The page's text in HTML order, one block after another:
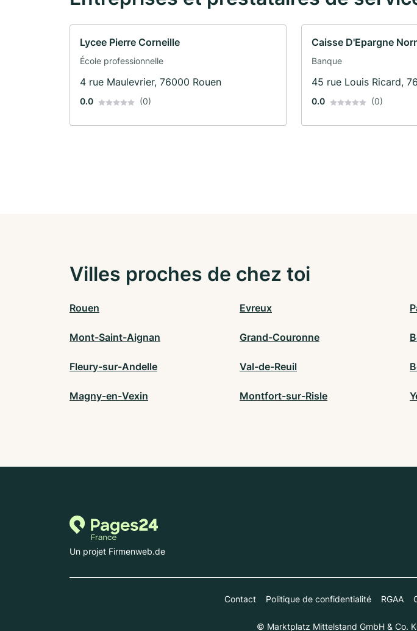
Lycee Pierre Corneille
École professionnelle
4 rue Maulevrier, 76000 Rouen
0.0 (0)
Caisse D'Epargne
Banque
45 rue Louis Ricard,
0.0 (0)
Villes proches de chez toi
Rouen Evreux
Mont-Saint-Aignan Grand-Couronne
Fleury-sur-Andelle Val-de-Reuil
Magny-en-Vexin Montfort-sur-Risle
Un projet Firmenweb.de
Contact Politique de confidentialité RGAA
© Marktplatz Mittelstand GmbH & Co.